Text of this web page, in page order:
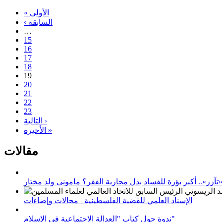
« الأولى
‹ السابقة
…
15
16
17
18
19
20
21
22
23
التالية ›
الأخيرة »
مقالات
أكبر بؤرة للفساد بدل محاربة الفقر؟ مامونى ولد مختار
الإسناد العلمي للقضية الفلسطينية_ مجالات وإضاءات
ندوة حول كتاب "العدالة الاجتماعية في الإسلام"